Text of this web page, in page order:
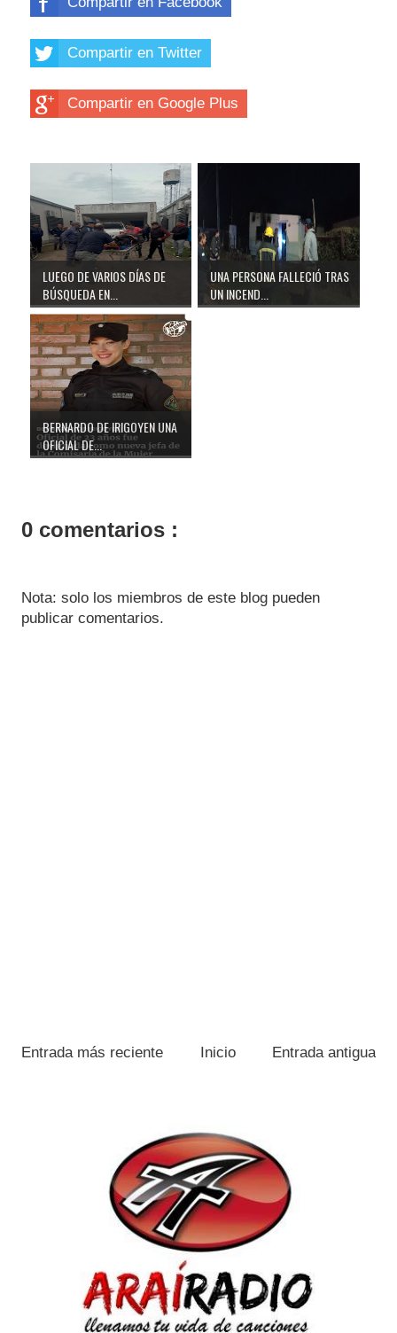
Compartir en Twitter
Compartir en Google Plus
LUEGO DE VARIOS DÍAS DE
BÚSQUEDA EN...
UNA PERSONA FALLECIÓ TRAS
UN INCEND...
BERNARDO DE IRIGOYEN UNA
OFICIAL DE...
0 comentarios :
Nota: solo los miembros de este blog pueden
publicar comentarios.
Entrada más reciente Entrada antigua
Inicio